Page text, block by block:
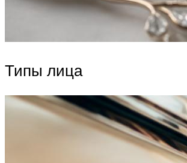
Типы лица